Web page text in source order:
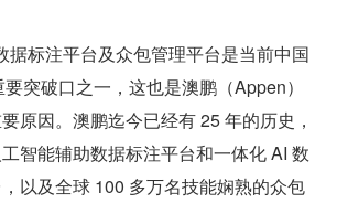
据标注平台及众包管理平台是当前中国
突破口之一，这也是澳鹏（Appen）
原因。澳鹏迄今已经有 25 年的历史，
智能辅助数据标注平台和一体化 AI 数
以及全球 100 多万名技能娴熟的众包